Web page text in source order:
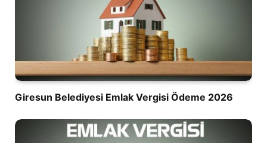
Giresun Belediyesi Emlak Vergisi Ödeme 2026